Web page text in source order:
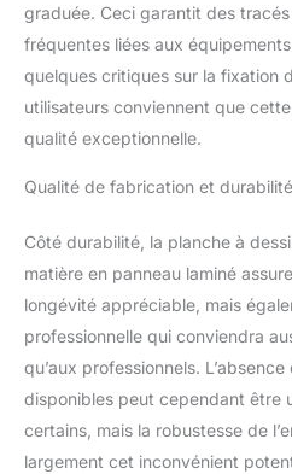
graduée. Ceci garantit des
fréquentes liées aux
quelques critiques sur la fixation
utilisateurs conviennent que
qualité exceptionnelle.
Qualité de fabrication et durabilité
Côté durabilité, la planche à
matière en panneau laminé
longévité appréciable, mais
professionnelle qui conviendra
qu’aux professionnels.
disponibles peut cependant être
certains, mais la robustesse de
largement cet inconvénient